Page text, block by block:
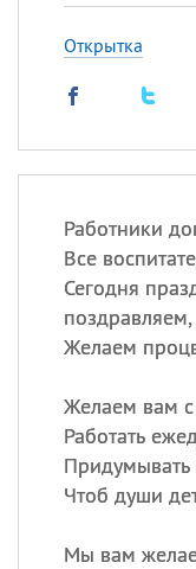
Открытка
Работники
Все
Сегодня
поздравляем,
Желаем
Желаем вам
Работать
Придумывать
Чтоб души
Мы вам